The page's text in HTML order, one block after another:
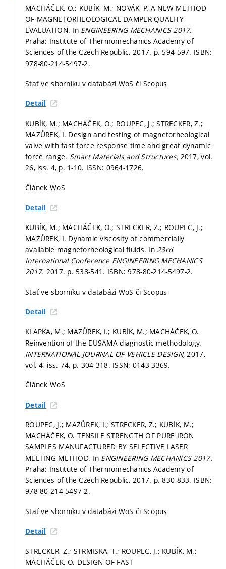
MACHÁČEK, O.; KUBÍK, M.; NOVÁK, P. A NEW METHOD
OF MAGNETORHEOLOGICAL DAMPER QUALITY
EVALUATION. In ENGINEERING MECHANICS 2017.
Praha: Institute of Thermomechanics Academy of
Sciences of the Czech Republic, 2017. p. 594-597. ISBN:
978-80-214-5497-2.
Stať ve sborníku v databázi WoS či Scopus
Detail
KUBÍK, M.; MACHÁČEK, O.; ROUPEC, J.; STRECKER, Z.;
MAZŮREK, I. Design and testing of magnetorheological
valve with fast force response time and great dynamic
force range. Smart Materials and Structures, 2017, vol.
26, iss. 4, p. 1-10. ISSN: 0964-1726.
Článek WoS
Detail
KUBÍK, M.; MACHÁČEK, O.; STRECKER, Z.; ROUPEC, J.;
MAZŮREK, I. Dynamic viscosity of commercially
available magnetorheological fluids. In23rd
International Conference ENGINEERING MECHANICS
2017. 2017. p. 538-541. ISBN: 978-80-214-5497-2.
Stať ve sborníku v databázi WoS či Scopus
Detail
KLAPKA, M.; MAZŮREK, I.; KUBÍK, M.; MACHÁČEK, O.
Reinvention of the EUSAMA diagnostic methodology.
INTERNATIONAL JOURNAL OF VEHICLE DESIGN,2017,
vol. 4, iss. 74, p. 304-318. ISSN: 0143-3369.
Článek WoS
Detail
ROUPEC, J.; MAZŮREK, I.; STRECKER, Z.; KUBÍK, M.;
MACHÁČEK, O. TENSILE STRENGTH OF PURE IRON
SAMPLES MANUFACTURED BY SELECTIVE LASER
MELTING METHOD. In ENGINEERING MECHANICS 2017.
Praha: Institute of Thermomechanics Academy of
Sciences of the Czech Republic, 2017. p. 830-833. ISBN:
978-80-214-5497-2.
Stať ve sborníku v databázi WoS či Scopus
Detail
STRECKER, Z.; STRMISKA, T.; ROUPEC, J.; KUBÍK, M.;
MACHÁČEK, O. DESIGN OF FAST